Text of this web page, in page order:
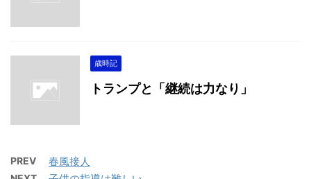
歳時記
トランプと「継続は力なり」
PREV 春風接人